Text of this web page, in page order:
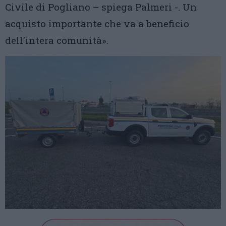
Civile di Pogliano – spiega Palmeri -. Un
acquisto importante che va a beneficio
dell’intera comunità».